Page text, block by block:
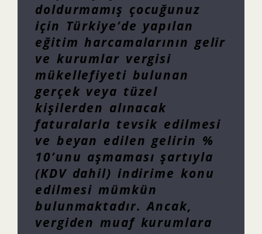
doldurmamış çocuğunuz
için Türkiye’de yapılan
eğitim harcamalarının gelir
ve kurumlar vergisi
mükellefiyeti bulunan
gerçek veya tüzel
kişilerden alınacak
faturalarla tevsik edilmesi
ve beyan edilen gelirin %
10’unu aşmaması şartıyla
(KDV dahil) indirime konu
edilmesi mümkün
bulunmaktadır. Ancak,
vergiden muaf kurumlara